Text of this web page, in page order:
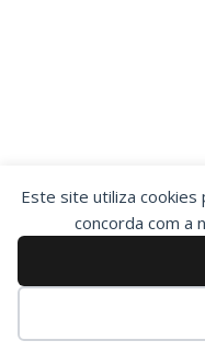
Este site utiliza cookies
concorda com a